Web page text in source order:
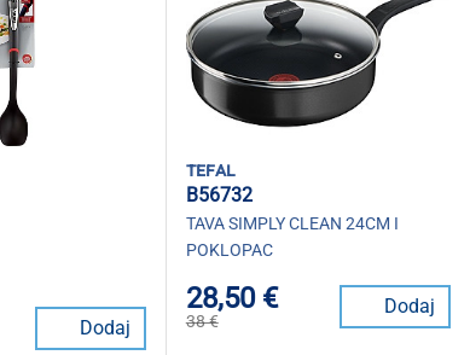
Dodaj
tefal
B56732
TAVA SIMPLY CLEAN 24CM I
POKLOPAC
28,50 €
38 €
Dodaj